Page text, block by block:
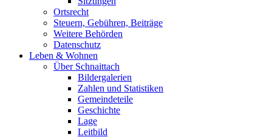
Ortsrecht
Steuern, Gebühren, Beiträge
Weitere Behörden
Datenschutz
Leben & Wohnen
Über Schnaittach
Bildergalerien
Zahlen und Statistiken
Gemeindeteile
Geschichte
Lage
Leitbild